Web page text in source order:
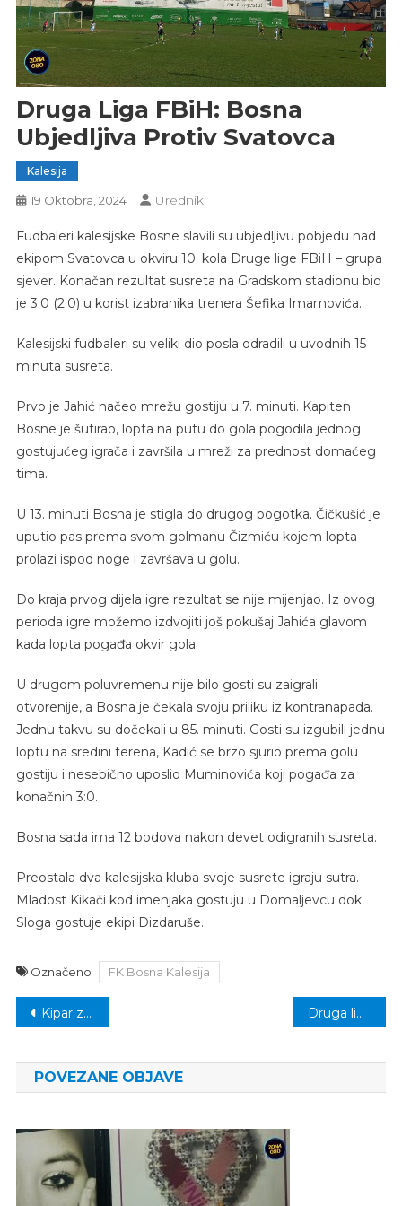
Druga Liga FBiH: Bosna
Ubjedljiva Protiv Svatovca
Kalesija
19 Oktobra, 2024 Urednik
Fudbaleri kalesijske Bosne slavili su ubjedljivu pobjedu nad
ekipom Svatovca u okviru 10. kola Druge lige FBiH – grupa
sjever. Konačan rezultat susreta na Gradskom stadionu bio
je 3:0 (2:0) u korist izabranika trenera Šefika Imamovića.
Kalesijski fudbaleri su veliki dio posla odradili u uvodnih 15
minuta susreta.
Prvo je Jahić načeo mrežu gostiju u 7. minuti. Kapiten
Bosne je šutirao, lopta na putu do gola pogodila jednog
gostujućeg igrača i završila u mreži za prednost domaćeg
tima.
U 13. minuti Bosna je stigla do drugog pogotka. Čičkušić je
uputio pas prema svom golmanu Čizmiću kojem lopta
prolazi ispod noge i završava u golu.
Do kraja prvog dijela igre rezultat se nije mijenjao. Iz ovog
perioda igre možemo izdvojiti još pokušaj Jahića glavom
kada lopta pogađa okvir gola.
U drugom poluvremenu nije bilo gosti su zaigrali
otvorenije, a Bosna je čekala svoju priliku iz kontranapada.
Jednu takvu su dočekali u 85. minuti. Gosti su izgubili jednu
loptu na sredini terena, Kadić se brzo sjurio prema golu
gostiju i nesebično uposlio Muminovića koji pogađa za
konačnih 3:0.
Bosna sada ima 12 bodova nakon devet odigranih susreta.
Preostala dva kalesijska kluba svoje susrete igraju sutra.
Mladost Kikači kod imenjaka gostuju u Domaljevcu dok
Sloga gostuje ekipi Dizdaruše.
Označeno FK Bosna Kalesija
Navigacija
Kipar zabranio mobilne telefone u srednjim školama Druga liga TK: Porazi kalesijskih klubova
POVEZANE OBJAVE